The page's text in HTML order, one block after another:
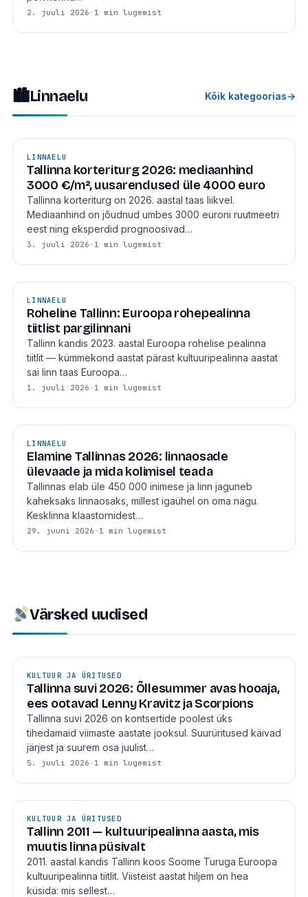
2. juuli 2026 · 1 min lugemist
🏙Linnaelu Kõik kategoorias→
LINNAELU
Tallinna korteriturg 2026: mediaanhind
3000 €/m², uusarendused üle 4000 euro
Tallinna korteriturg on 2026. aastal taas liikvel.
Mediaanhind on jõudnud umbes 3000 euroni ruutmeetri
eest ning eksperdid prognoosivad…
3. juuli 2026 · 1 min lugemist
LINNAELU
Roheline Tallinn: Euroopa rohepealinna
tiitlist pargilinnani
Tallinn kandis 2023. aastal Euroopa rohelise pealinna
tiitlit — kümmekond aastat pärast kultuuripealinna aastat
sai linn taas Euroopa…
1. juuli 2026 · 1 min lugemist
LINNAELU
Elamine Tallinnas 2026: linnaosade
ülevaade ja mida kolimisel teada
Tallinnas elab üle 450 000 inimese ja linn jaguneb
kaheksaks linnaosaks, millest igaühel on oma nägu.
Kesklinna klaastornidest…
29. juuni 2026 · 1 min lugemist
Värsked uudised
KULTUUR JA ÜRITUSED
Tallinna suvi 2026: Õllesummer avas hooaja,
ees ootavad Lenny Kravitz ja Scorpions
Tallinna suvi 2026 on kontsertide poolest üks
tihedamaid viimaste aastate jooksul. Suurüritused käivad
järjest ja suurem osa juulist…
5. juuli 2026 · 1 min lugemist
KULTUUR JA ÜRITUSED
Tallinn 2011 — kultuuripealinna aasta, mis
muutis linna püsivalt
2011. aastal kandis Tallinn koos Soome Turuga Euroopa
kultuuripealinna tiitlit. Viisteist aastat hiljem on hea
küsida: mis sellest…